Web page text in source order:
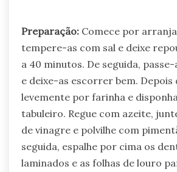
Preparação: Comece por
tempere-as com sal e deixe
a 40 minutos. De seguida,
e deixe-as escorrer bem. Depois
levemente por farinha e
tabuleiro. Regue com azeite,
de vinagre e polvilhe com
seguida, espalhe por cima os
laminados e as folhas de louro